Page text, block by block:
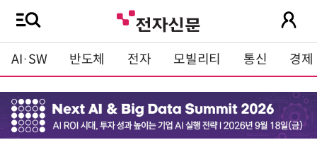
AI·SW 반도체 전자 모빌리티 통신 경제